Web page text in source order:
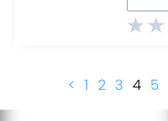
< 1 2 3 4 5